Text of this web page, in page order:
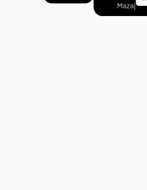
Mazaj